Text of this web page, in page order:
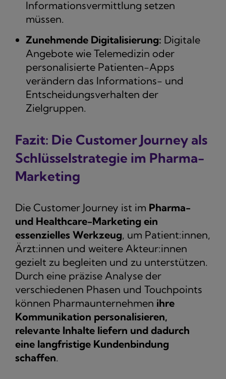
Informationsvermittlung setzen
müssen.
Zunehmende Digitalisierung: Digitale
Angebote wie Telemedizin oder
personalisierte Patienten-Apps
verändern das Informations- und
Entscheidungsverhalten der
Zielgruppen.
Fazit: Die Customer Journey als
Schlüsselstrategie im Pharma-
Marketing
Die Customer Journey ist im Pharma-
und Healthcare-Marketing ein
essenzielles Werkzeug, um Patient:innen,
Ärzt:innen und weitere Akteur:innen
gezielt zu begleiten und zu unterstützen.
Durch eine präzise Analyse der
verschiedenen Phasen und Touchpoints
können Pharmaunternehmen ihre
Kommunikation personalisieren,
relevante Inhalte liefern und dadurch
eine langfristige Kundenbindung
schaffen.